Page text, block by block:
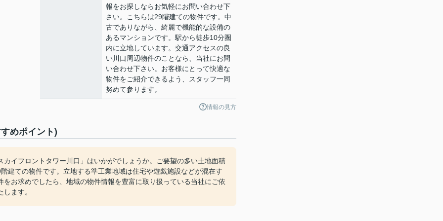
報をお探しならお気軽にお問い合わせ下
さい。こちらは29階建ての物件です。中
古でありながら、綺麗で機能的な設備の
あるマンションです。駅から徒歩10分圏
内に立地しています。交通アクセスの良
い川口周辺物件のことなら、当社にお問
い合わせ下さい。お客様にとって快適な
物件をご紹介できるよう、スタッフ一同
努めて参ります。
情報の見方
めポイント)
イフロントタワー川口」はいかがでしょうか。ご要望の多い土地面積
建ての物件です。立地する準工業地域は住宅や遊戯施設などが混在す
お求めでしたら、地域の物件情報を豊富に取り扱っている当社にご依
ます。